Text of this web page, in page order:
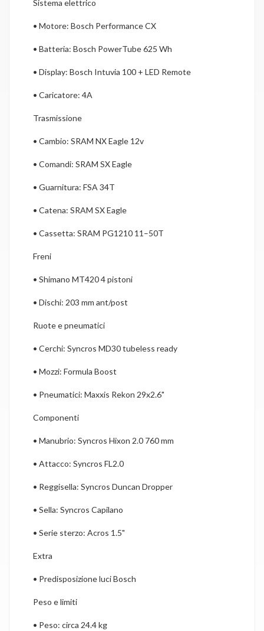
Sistema elettrico
• Motore: Bosch Performance CX
• Batteria: Bosch PowerTube 625 Wh
• Display: Bosch Intuvia 100 + LED Remote
• Caricatore: 4A
Trasmissione
• Cambio: SRAM NX Eagle 12v
• Comandi: SRAM SX Eagle
• Guarnitura: FSA 34T
• Catena: SRAM SX Eagle
• Cassetta: SRAM PG1210 11–50T
Freni
• Shimano MT420 4 pistoni
• Dischi: 203 mm ant/post
Ruote e pneumatici
• Cerchi: Syncros MD30 tubeless ready
• Mozzi: Formula Boost
• Pneumatici: Maxxis Rekon 29x2.6"
Componenti
• Manubrio: Syncros Hixon 2.0 760 mm
• Attacco: Syncros FL2.0
• Reggisella: Syncros Duncan Dropper
• Sella: Syncros Capilano
• Serie sterzo: Acros 1.5"
Extra
• Predisposizione luci Bosch
Peso e limiti
• Peso: circa 24.4 kg